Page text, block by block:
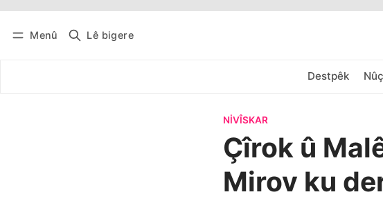
Menû Lê bigere
Destpêk
Têkevê Bûltena belaş bistîne
NIVÎSKAR
Çîrok û
Mirov ku